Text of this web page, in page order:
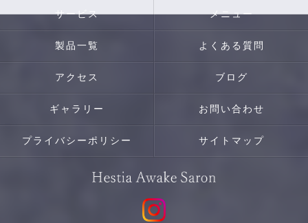
サービス メニュー
製品一覧 よくある質問
アクセス ブログ
ギャラリー お問い合わせ
プライバシーポリシー サイトマップ